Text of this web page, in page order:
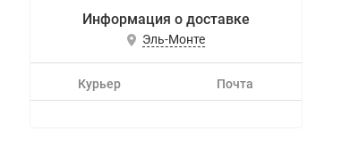
Информация о доставке
Эль-Монте
Курьер Почта